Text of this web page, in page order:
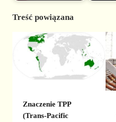
Treść powiązana
Znaczenie TPP
(Trans-Pacific